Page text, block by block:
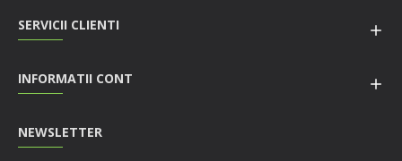
SERVICII CLIENTI
INFORMATII CONT
NEWSLETTER